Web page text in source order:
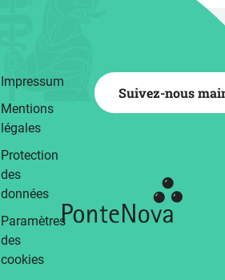
Impressum
Mentions
légales
Protection
des
données
Paramètres
des
cookies
Suivez-nous